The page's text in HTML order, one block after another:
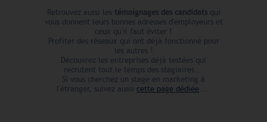
Retrouvez aussi les témoignages des candidatsqui
vous donnent leurs bonnes adresses d'employeurs et
ceux qu'il faut éviter !
Profiter des réseaux qui ont déjà fonctionné pour
les autres !
Découvrez les entreprises déjà testées qui
recrutent tout le temps des stagiaires...
Si vous cherchez un stage en marketing à
l'étranger, suivez aussi cette page dédiée...